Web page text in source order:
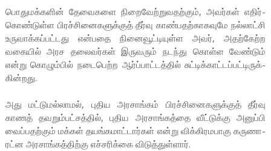
பொது­மக்­களின் தேவை­களை நிறை­வேற்­று­வ­தற்கும், அவர்கள் எதிர்­
கொண்­டுள்ள பிரச்­சி­னை­க­ளுக்குத் தீர்வு காண்­ப­தற்­கா­க­வுமே நல்­லாட்சி
உரு­வாக்­கப்­பட்­டது என்­பதை நினை­வூட்­டி­யுள்ள அவர், அதற்­கேற்ற
வகையில் அரச தலை­வர்கள் இரு­வரும் நடந்து கொள்ள வேண்டும்
என்று கொழும்பில் நடை­பெற்ற ஆர்ப்­பாட்­டத்தில் சுட்­டிக்­காட்­டப்­பட்­டி­ருக்­
கின்­றது.
அது மட்­டு­மல்­லாமல், புதிய அர­சாங்கம் பிரச்­சி­னை­க­ளுக்குத் தீர்வு
காணத் தவ­றும்­பட்­சத்தில், புதிய அர­சாங்­கத்தை வீட்­டுக்கு அனுப்பி
வைப்­ப­தற்கும் மக்கள் தயங்­க­மாட்­டார்கள் என்று விக்­கி­ர­ம­பாகு கரு­ணா­
ரட்ன அர­சாங்­கத்­திற்கு எச்­ச­ரிக்கை விடுத்­துள்ளார்.